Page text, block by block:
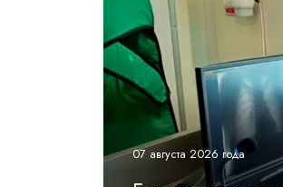
07 августа 2026 года